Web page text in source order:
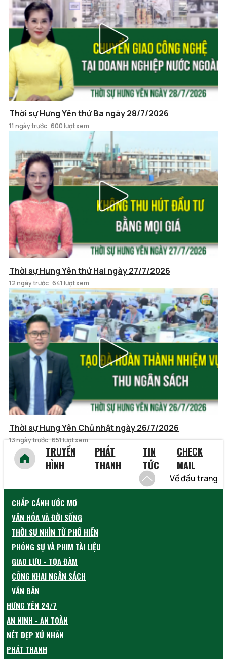
Thời sự Hưng Yên thứ Ba ngày 28/7/2026
11 ngày trước 600 lượt xem
Thời sự Hưng Yên thứ Hai ngày 27/7/2026
12 ngày trước 641 lượt xem
Thời sự Hưng Yên Chủ nhật ngày 26/7/2026
13 ngày trước 651 lượt xem
TRUYỀN
HÌNH
PHÁT
THANH
TIN
TỨC
CHECK
MAIL
Về đầu trang
CHẮP CÁNH ƯỚC MƠ
VĂN HÓA VÀ ĐỜI SỐNG
THỜI SỰ NHÌN TỪ PHỐ HIẾN
PHÓNG SỰ VÀ PHIM TÀI LIỆU
GIAO LƯU - TỌA ĐÀM
CÔNG KHAI NGÂN SÁCH
VĂN BẢN
HƯNG YÊN 24/7
AN NINH - AN TOÀN
NÉT ĐẸP XỨ NHÃN
PHÁT THANH